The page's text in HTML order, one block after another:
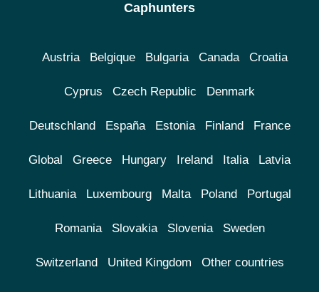
Caphunters
Austria Belgique Bulgaria Canada Croatia
Cyprus Czech Republic Denmark
Deutschland España Estonia Finland France
Global Greece Hungary Ireland Italia Latvia
Lithuania Luxembourg Malta Poland Portugal
Romania Slovakia Slovenia Sweden
Switzerland United Kingdom Other countries